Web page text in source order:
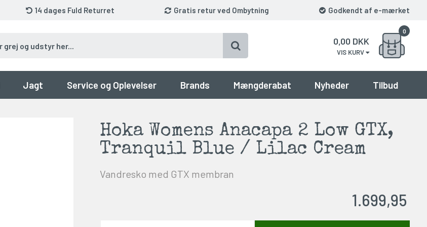
14 dages Fuld Returret Gratis retur ved Ombytning Godkendt af e-mærket
0
0,00 DKK
VIS KURV
Jagt Service og Oplevelser Brands Mængderabat Nyheder Tilbud
Hoka Womens Anacapa 2 Low GTX,
Tranquil Blue / Lilac Cream
Vandresko med GTX membran
1.699,95